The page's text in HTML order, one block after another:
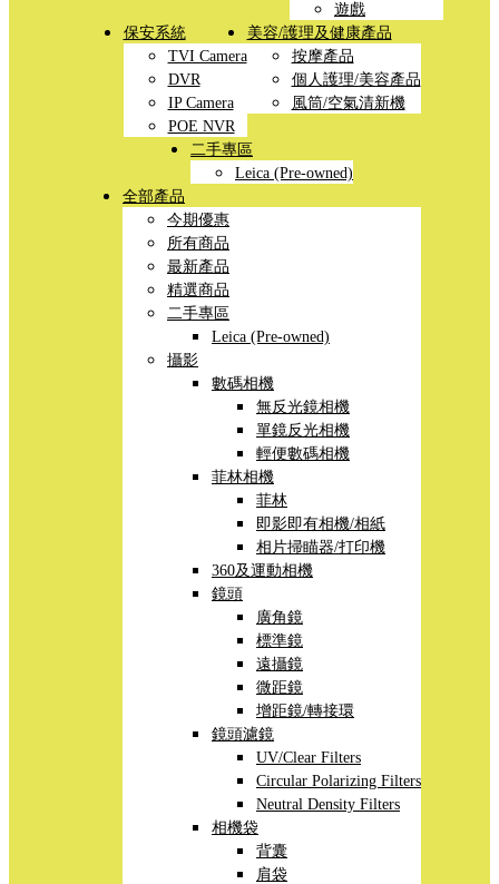
遊戲
保安系統
TVI Camera
DVR
IP Camera
POE NVR
美容/護理及健康產品
按摩產品
個人護理/美容產品
風筒/空氣清新機
二手專區
Leica (Pre-owned)
全部產品
今期優惠
所有商品
最新產品
精選商品
二手專區
Leica (Pre-owned)
攝影
數碼相機
無反光鏡相機
單鏡反光相機
輕便數碼相機
菲林相機
菲林
即影即有相機/相紙
相片掃瞄器/打印機
360及運動相機
鏡頭
廣角鏡
標準鏡
遠攝鏡
微距鏡
增距鏡/轉接環
鏡頭濾鏡
UV/Clear Filters
Circular Polarizing Filters
Neutral Density Filters
相機袋
背囊
肩袋